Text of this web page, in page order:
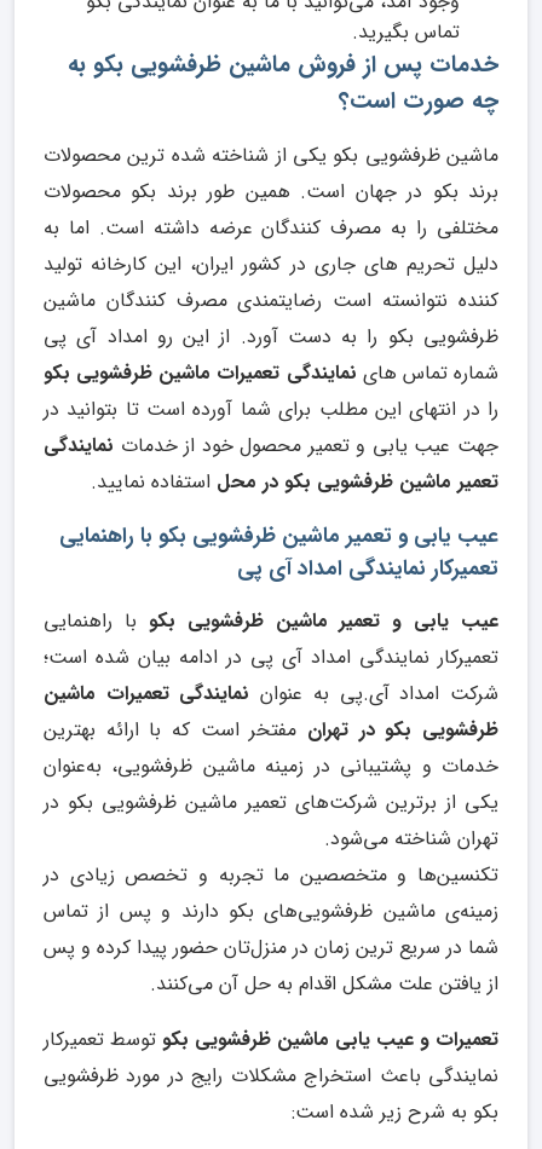
تماس بگیرید.
خدمات پس از فروش ماشین ظرفشویی بکو به
چه صورت است؟
ماشین ظرفشویی بکو یکی از شناخته شده ترین محصولات
برند بکو در جهان است. همین طور برند بکو محصولات
مختلفی را به مصرف کنندگان عرضه داشته است. اما به
دلیل تحریم های جاری در کشور ایران، این کارخانه تولید
کننده نتوانسته است رضایتمندی مصرف کنندگان ماشین
ظرفشویی بکو را به دست آورد. از این رو امداد آی پی
شماره تماس های نمایندگی تعمیرات ماشین ظرفشویی بکو
را در انتهای این مطلب برای شما آورده است تا بتوانید در
جهت عیب یابی و تعمیر محصول خود از خدمات نمایندگی
تعمیر ماشین ظرفشویی بکو در محل استفاده نمایید.
عیب یابی و تعمیر ماشین ظرفشویی بکو با راهنمایی
تعمیرکار نمایندگی امداد آی پی
عیب یابی و تعمیر ماشین ظرفشویی بکو با راهنمایی
تعمیرکار نمایندگی امداد آی پی در ادامه بیان شده است؛
شرکت امداد آی.پی به عنوان نمایندگی تعمیرات ماشین
ظرفشویی بکو در تهران مفتخر است که با ارائه بهترین
خدمات و پشتیبانی در زمینه ماشین ظرفشویی، به‌عنوان
یکی از برترین شرکت‌های تعمیر ماشین ظرفشویی بکو در
تهران شناخته می‌شود.
تکنسین‌ها و متخصصین ما تجربه و تخصص زیادی در
زمینه‌ی ماشین ظرفشویی‌های بکو دارند و پس از تماس
شما در سریع ترین زمان در منزل‌تان حضور پیدا کرده و پس
از یافتن علت مشکل اقدام به حل آن می‌کنند.
تعمیرات و عیب یابی ماشین ظرفشویی بکو توسط تعمیرکار
نمایندگی باعث استخراج مشکلات رایج در مورد ظرفشویی
بکو به شرح زیر شده است: